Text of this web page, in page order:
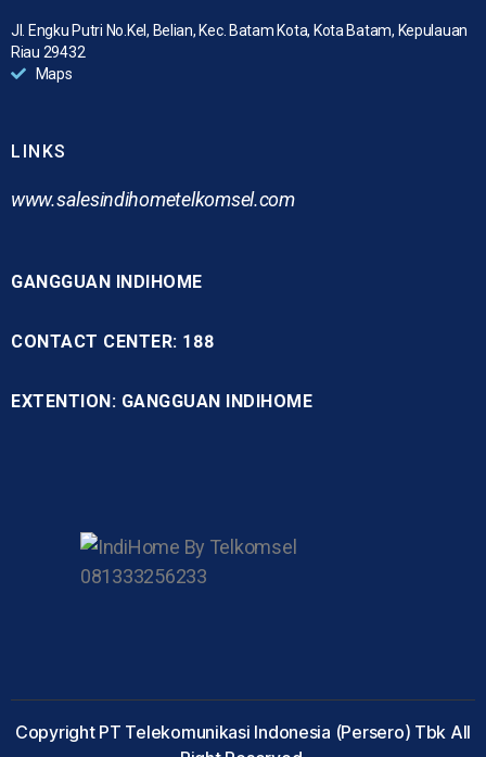
Jl. Engku Putri No.Kel, Belian, Kec. Batam Kota, Kota Batam, Kepulauan
Riau 29432
Maps
LINKS
www.salesindihometelkomsel.com
GANGGUAN INDIHOME
CONTACT CENTER: 188
EXTENTION: GANGGUAN INDIHOME
Copyright PT Telekomunikasi Indonesia (Persero) Tbk All